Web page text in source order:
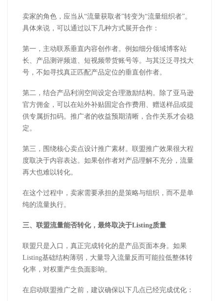
卖家的角色，应当从“流量获取者”转变为“流量组织者”。
具体来说，可以通过以下几种方式展开合作：
第一，主动联系垂直内容创作者。例如细分领域博客站
长、产品测评频道、短视频带货账号等。与其泛泛寻找大
号，不如寻找真正匹配产品定位的垂直创作者。
第二，结合产品利润空间设定合理激励结构。除了亚马逊
官方佣金，可以在站外补贴固定合作费用、赠送样品或提
供专属折扣码。推广者的收益预期清晰，合作关系才会稳
定。
第三，围绕核心卖点设计推广素材。联盟推广效果很大程
度取决于内容表达。如果创作者对产品理解不充分，流量
再大也难以转化。
在这个过程中，卖家需要承担的是策略与组织，而不是单
纯的流量执行。
三、联盟流量能否转化，最终取决于Listing质量
联盟只是入口，真正完成转化的是产品页面本身。如果
Listing基础结构薄弱，大量导入流量反而可能拉低整体转
化率，对权重产生负面影响。
在启动联盟推广之前，建议确保以下几点已经完成优化：